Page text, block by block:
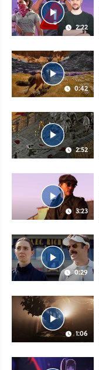
2:22
0:42
2:52
3:23
0:29
1:06